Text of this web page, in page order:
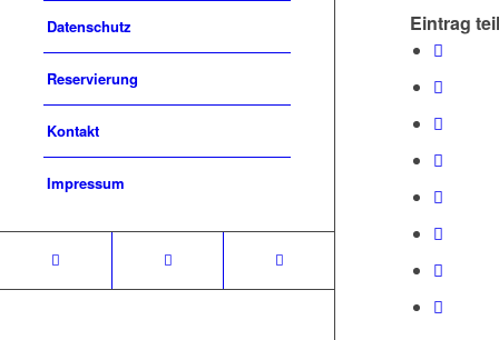
Datenschutz
Reservierung
Kontakt
Impressum
Eintrag